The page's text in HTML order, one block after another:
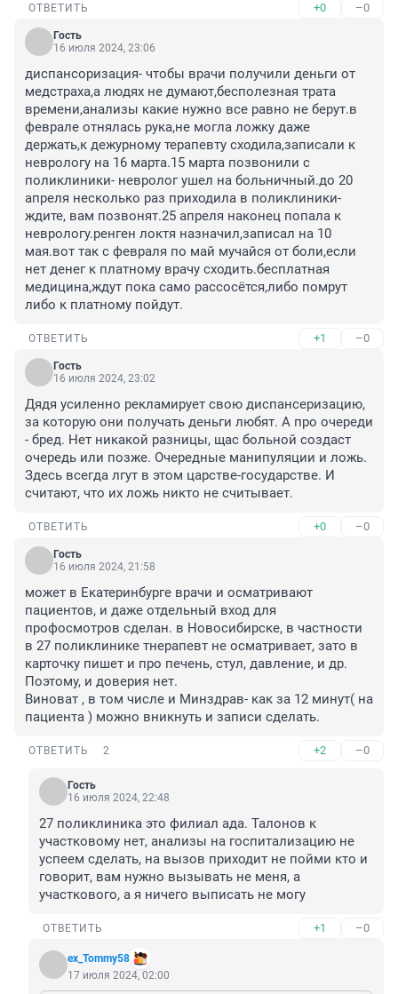
ОТВЕТИТЬ +0 –0
Гость
16 июля 2024, 23:06
диспансоризация- чтобы врачи получили деньги от
медстраха,а людях не думают,бесполезная трата
времени,анализы какие нужно все равно не берут.в
феврале отнялась рука,не могла ложку даже
держать,к дежурному терапевту сходила,записали к
неврологу на 16 марта.15 марта позвонили с
поликлиники- невролог ушел на больничный.до 20
апреля несколько раз приходила в поликлиники-
ждите, вам позвонят.25 апреля наконец попала к
неврологу.ренген локтя назначил,записал на 10
мая.вот так с февраля по май мучайся от боли,если
нет денег к платному врачу сходить.бесплатная
медицина,ждут пока само рассосётся,либо помрут
либо к платному пойдут.
ОТВЕТИТЬ +1 –0
Гость
16 июля 2024, 23:02
Дядя усиленно рекламирует свою диспансеризацию,
за которую они получать деньги любят. А про очереди
- бред. Нет никакой разницы, щас больной создаст
очередь или позже. Очередные манипуляции и ложь.
Здесь всегда лгут в этом царстве-государстве. И
считают, что их ложь никто не считывает.
ОТВЕТИТЬ +0 –0
Гость
16 июля 2024, 21:58
может в Екатеринбурге врачи и осматривают
пациентов, и даже отдельный вход для
профосмотров сделан. в Новосибирске, в частности
в 27 поликлинике тнерапевт не осматривает, зато в
карточку пишет и про печень, стул, давление, и др.
Поэтому, и доверия нет.
Виноват , в том числе и Минздрав- как за 12 минут( на
пациента ) можно вникнуть и записи сделать.
ОТВЕТИТЬ 2 +2 –0
Гость
16 июля 2024, 22:48
27 поликлиника это филиал ада. Талонов к
участковому нет, анализы на госпитализацию не
успеем сделать, на вызов приходит не пойми кто и
говорит, вам нужно вызывать не меня, а
участкового, а я ничего выписать не могу
ОТВЕТИТЬ +1 –0
ex_Tommy58
17 июля 2024, 02:00